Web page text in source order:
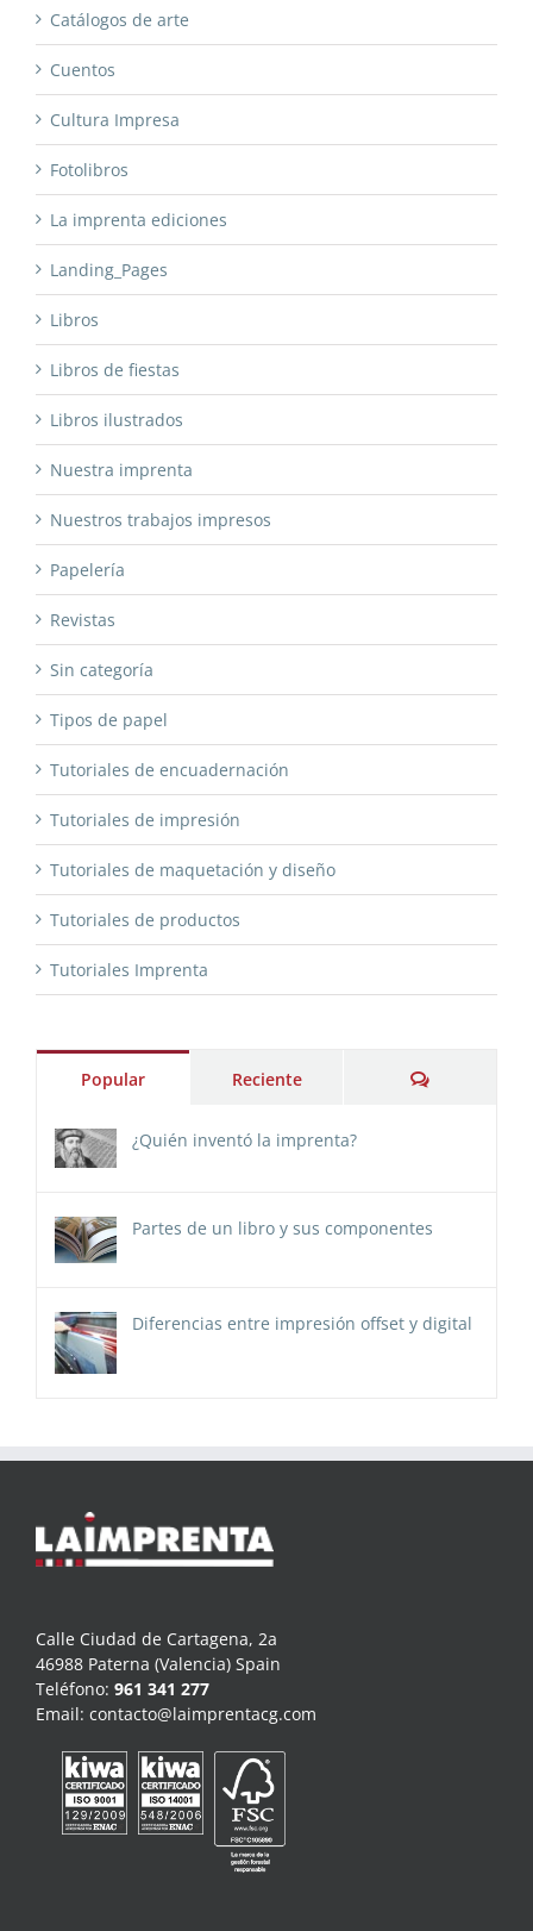
Catálogos de arte
Cuentos
Cultura Impresa
Fotolibros
La imprenta ediciones
Landing_Pages
Libros
Libros de fiestas
Libros ilustrados
Nuestra imprenta
Nuestros trabajos impresos
Papelería
Revistas
Sin categoría
Tipos de papel
Tutoriales de encuadernación
Tutoriales de impresión
Tutoriales de maquetación y diseño
Tutoriales de productos
Tutoriales Imprenta
Popular Reciente Comentarios
¿Quién inventó la imprenta?
Partes de un libro y sus componentes
Diferencias entre impresión offset y digital
Calle Ciudad de Cartagena, 2a
46988 Paterna (Valencia) Spain
Teléfono: 961 341 277
Email: contacto@laimprentacg.com